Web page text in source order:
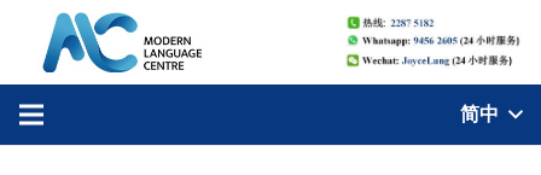
简中